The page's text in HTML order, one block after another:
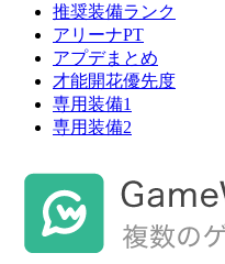
推奨装備ランク
アリーナPT
アプデまとめ
才能開花優先度
専用装備1
専用装備2